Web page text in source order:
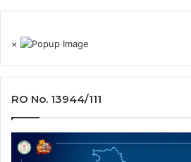
×
RO No. 13944/111